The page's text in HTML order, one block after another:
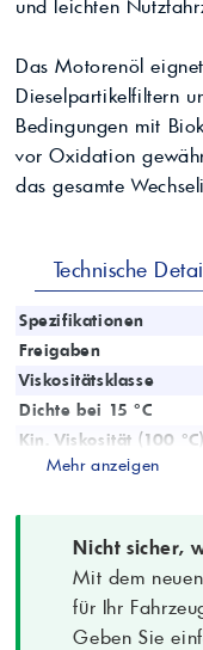
Prozessöle
Produkt
&
Bauchemie &
und leichten
Das Motorenöl
Dieselpartikelfiltern
Bedingungen mit
vor Oxidation
das gesamte
Technische
Spezifikationen
Freigaben
Viskositätsklasse
Dichte bei 15 °C
Kin. Viskosität (100 °C)
Viskositätsindex
Gesamtbasenzahl
Stockpunkt
Anwendungsbereiche
Mehr anzeigen
Nicht sicher,
Mit dem neuen
für Ihr
Geben Sie